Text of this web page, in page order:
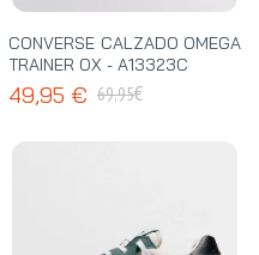
CONVERSE CALZADO OMEGA
TRAINER OX - A13323C
49,95 € 69,95€